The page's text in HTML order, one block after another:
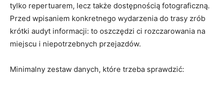
tylko repertuarem, lecz także dostępnością fotograficzną.
Przed wpisaniem konkretnego wydarzenia do trasy zrób
krótki audyt informacji: to oszczędzi ci rozczarowania na
miejscu i niepotrzebnych przejazdów.
Minimalny zestaw danych, które trzeba sprawdzić: